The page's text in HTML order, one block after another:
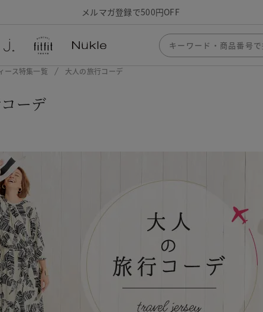
メルマガ登録で500円OFF
ース特集一覧 大人の旅行コーデ
ーデ